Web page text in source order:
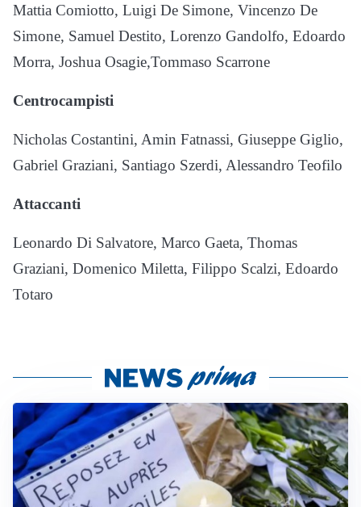
Mattia Comiotto, Luigi De Simone, Vincenzo De
Simone, Samuel Destito, Lorenzo Gandolfo, Edoardo
Morra, Joshua Osagie,Tommaso Scarrone
Centrocampisti
Nicholas Costantini, Amin Fatnassi, Giuseppe Giglio,
Gabriel Graziani, Santiago Szerdi, Alessandro Teofilo
Attaccanti
Leonardo Di Salvatore, Marco Gaeta, Thomas
Graziani, Domenico Miletta, Filippo Scalzi, Edoardo
Totaro